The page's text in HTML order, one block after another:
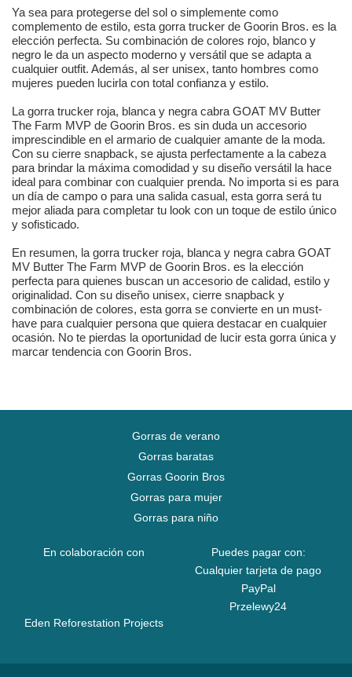
Ya sea para protegerse del sol o simplemente como
complemento de estilo, esta gorra trucker de Goorin Bros. es la
elección perfecta. Su combinación de colores rojo, blanco y
negro le da un aspecto moderno y versátil que se adapta a
cualquier outfit. Además, al ser unisex, tanto hombres como
mujeres pueden lucirla con total confianza y estilo.
La gorra trucker roja, blanca y negra cabra GOAT MV Butter
The Farm MVP de Goorin Bros. es sin duda un accesorio
imprescindible en el armario de cualquier amante de la moda.
Con su cierre snapback, se ajusta perfectamente a la cabeza
para brindar la máxima comodidad y su diseño versátil la hace
ideal para combinar con cualquier prenda. No importa si es para
un día de campo o para una salida casual, esta gorra será tu
mejor aliada para completar tu look con un toque de estilo único
y sofisticado.
En resumen, la gorra trucker roja, blanca y negra cabra GOAT
MV Butter The Farm MVP de Goorin Bros. es la elección
perfecta para quienes buscan un accesorio de calidad, estilo y
originalidad. Con su diseño unisex, cierre snapback y
combinación de colores, esta gorra se convierte en un must-
have para cualquier persona que quiera destacar en cualquier
ocasión. No te pierdas la oportunidad de lucir esta gorra única y
marcar tendencia con Goorin Bros.
Gorras de verano
Gorras baratas
Gorras Goorin Bros
Gorras para mujer
Gorras para niño
En colaboración con
Eden Reforestation Projects
Puedes pagar con:
Cualquier tarjeta de pago
PayPal
Przelewy24